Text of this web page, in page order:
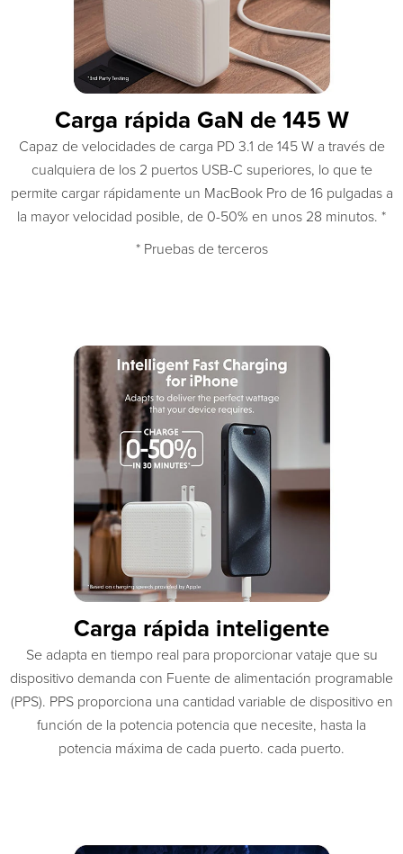
Carga rápida GaN de 145 W
Capaz de velocidades de carga PD 3.1 de 145 W a través de
cualquiera de los 2 puertos USB-C superiores, lo que te
permite cargar rápidamente un MacBook Pro de 16 pulgadas a
la mayor velocidad posible, de 0-50% en unos 28 minutos. *
* Pruebas de terceros
Carga rápida inteligente
Se adapta en tiempo real para proporcionar vataje que su
dispositivo demanda con Fuente de alimentación programable
(PPS). PPS proporciona una cantidad variable de dispositivo en
función de la potencia potencia que necesite, hasta la
potencia máxima de cada puerto. cada puerto.